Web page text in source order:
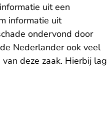
uit een
informatie uit
ondervond door
Nederlander ook veel
deze zaak. Hierbij lag